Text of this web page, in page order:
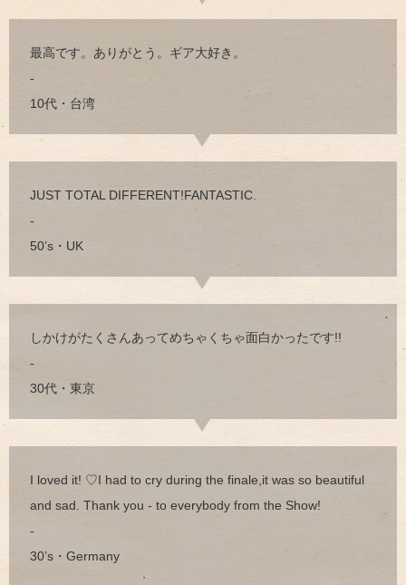
最高です。ありがとう。ギア大好き。
-
10代・台湾
JUST TOTAL DIFFERENT!FANTASTIC.
-
50’s・UK
しかけがたくさんあってめちゃくちゃ面白かったです!!
-
30代・東京
I loved it! ♡I had to cry during the finale,it was so beautiful
and sad. Thank you - to everybody from the Show!
-
30’s・Germany